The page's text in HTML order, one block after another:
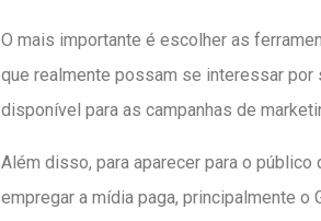
O mais importante é escolher as
que realmente possam se interessar
disponível para as campanhas de
Além disso, para aparecer para o público
empregar a mídia paga, principalmente